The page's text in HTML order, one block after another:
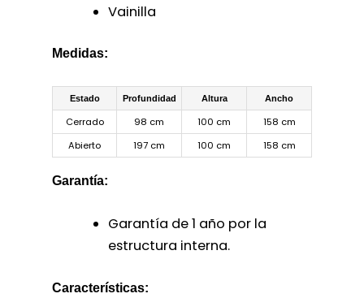
Vainilla
Medidas:
Estado Profundidad Altura Ancho
Cerrado 98 cm 100 cm
158 cm
Abierto
197 cm 100 cm 158 cm
Garantía:
Garantía de 1 año por la
estructura interna.
Características: